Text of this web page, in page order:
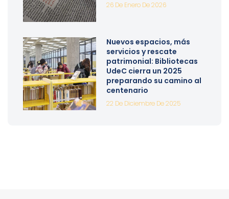
26 De Enero De 2026
Nuevos espacios, más
servicios y rescate
patrimonial: Bibliotecas
UdeC cierra un 2025
preparando su camino al
centenario
22 De Diciembre De 2025